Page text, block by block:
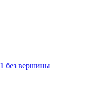
без вершины